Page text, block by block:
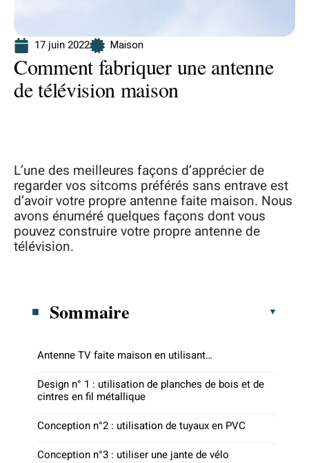
17 juin 2022 Maison
Comment fabriquer une antenne
de télévision maison
L’une des meilleures façons d’apprécier de
regarder vos sitcoms préférés sans entrave est
d’avoir votre propre antenne faite maison. Nous
avons énuméré quelques façons dont vous
pouvez construire votre propre antenne de
télévision.
Sommaire
Antenne TV faite maison en utilisant…
Design n° 1 : utilisation de planches de bois et de
cintres en fil métallique
Conception n°2 : utilisation de tuyaux en PVC
Conception n°3 : utiliser une jante de vélo